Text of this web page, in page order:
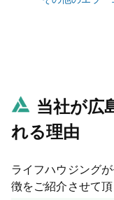
当社が広
れる理由
ライフハウジング
徴をご紹介させて頂